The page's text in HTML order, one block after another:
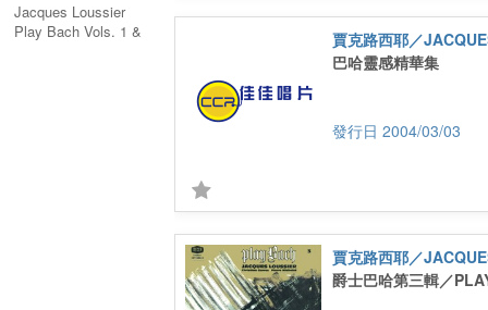
Jacques Loussier
Play Bach Vols. 1 &
賈克路西耶／
巴哈靈感精華集
2004/03/03
賈克路西耶／
爵士巴哈第三輯／